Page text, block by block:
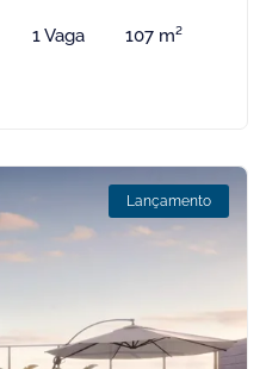
1 Vaga 107 m²
Lançamento